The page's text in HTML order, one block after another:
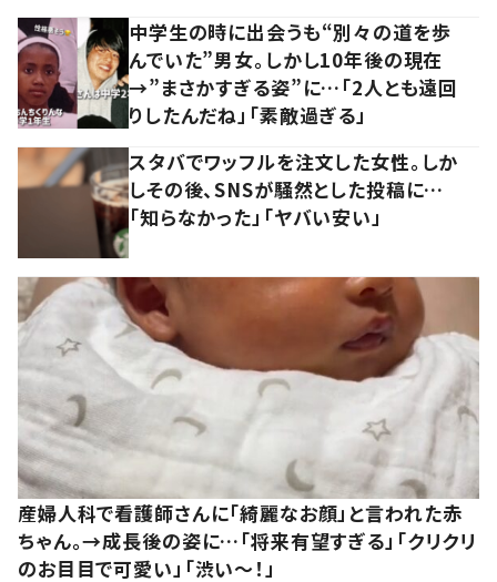
中学生の時に出会うも“別々の道を歩
んでいた”男女。しかし10年後の現在
→”まさかすぎる姿”に…「2人とも遠回
りしたんだね」「素敵過ぎる」
スタバでワッフルを注文した女性。しか
しその後、SNSが騒然とした投稿に…
「知らなかった」「ヤバい安い」
産婦人科で看護師さんに「綺麗なお顔」と言われた赤
ちゃん。→成長後の姿に…「将来有望すぎる」「クリクリ
のお目目で可愛い」「渋い～！」